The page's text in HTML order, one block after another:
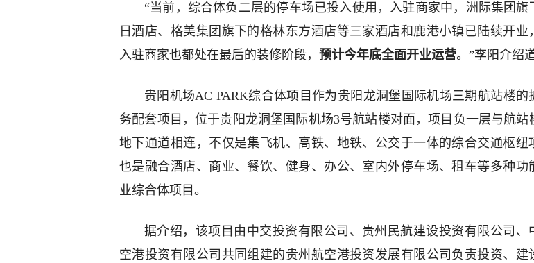
“当前，综合体负二层的停车场已投入使用，入驻商家中，洲际集团旗
日酒店、格美集团旗下的格林东方酒店等三家酒店和鹿港小镇已陆续开业
入驻商家也都处在最后的装修阶段， 预计今年底全面开业运营。”李阳介绍道
贵阳机场AC PARK综合体项目作为贵阳龙洞堡国际机场三期航站楼的
务配套项目，位于贵阳龙洞堡国际机场3号航站楼对面，项目负一层与航站
地下通道相连，不仅是集飞机、高铁、地铁、公交于一体的综合交通枢纽
也是融合酒店、商业、餐饮、健身、办公、室内外停车场、租车等多种功
业综合体项目。
据介绍，该项目由中交投资有限公司、贵州民航建设投资有限公司、
空港投资有限公司共同组建的贵州航空港投资发展有限公司负责投资、建